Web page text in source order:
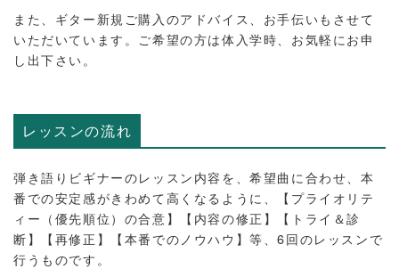
また、ギター新規ご購入のアドバイス、お手伝いもさせて
いただいています。ご希望の方は体入学時、お気軽にお申
し出下さい。
レッスンの流れ
弾き語りビギナーのレッスン内容を、希望曲に合わせ、本
番での安定感がきわめて高くなるように、【プライオリテ
ィー（優先順位）の合意】【内容の修正】【トライ＆診
断】【再修正】【本番でのノウハウ】等、6回のレッスンで
行うものです。